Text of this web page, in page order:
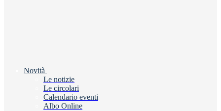
Novità
Le notizie
Le circolari
Calendario eventi
Albo Online